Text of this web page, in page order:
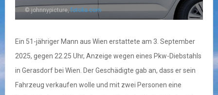
© johnnypicture,fotolia.com
Ein 51-jähriger Mann aus Wien erstattete am 3. September
2025, gegen 22.25 Uhr, Anzeige wegen eines Pkw-Diebstahls
in Gerasdorf bei Wien. Der Geschädigte gab an, dass er sein
Fahrzeug verkaufen wolle und mit zwei Personen eine